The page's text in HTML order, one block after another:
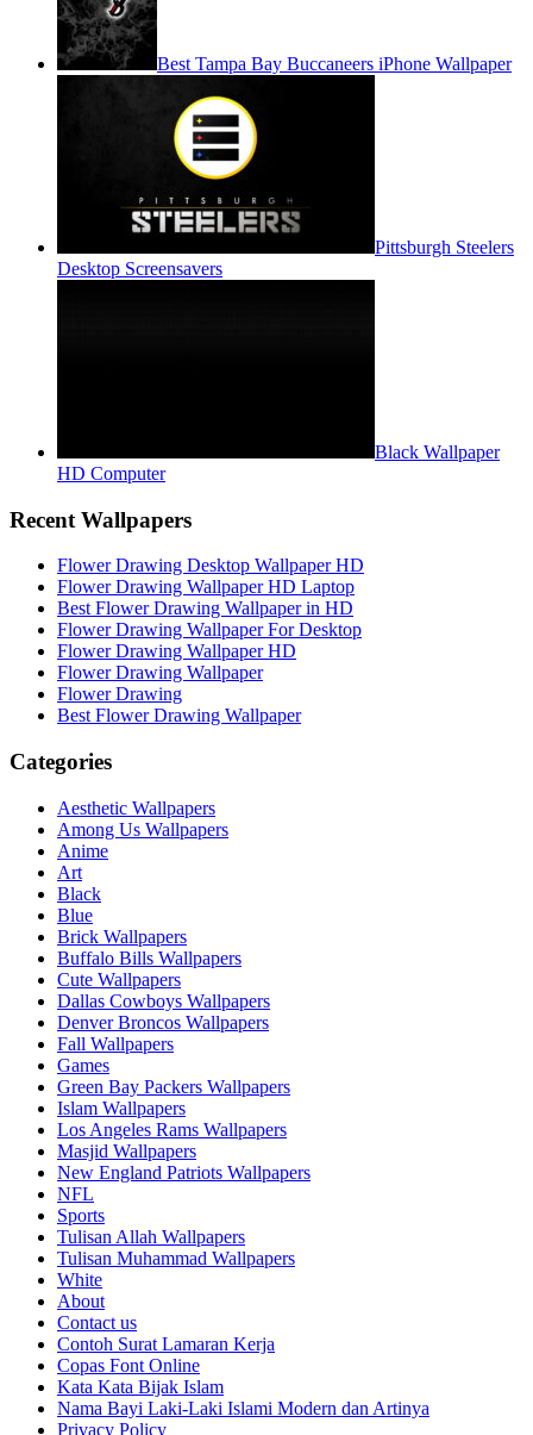
Best Tampa Bay Buccaneers iPhone Wallpaper
Pittsburgh Steelers
Desktop Screensavers
Black Wallpaper
HD Computer
Recent Wallpapers
Flower Drawing Desktop Wallpaper HD
Flower Drawing Wallpaper HD Laptop
Best Flower Drawing Wallpaper in HD
Flower Drawing Wallpaper For Desktop
Flower Drawing Wallpaper HD
Flower Drawing Wallpaper
Flower Drawing
Best Flower Drawing Wallpaper
Categories
Aesthetic Wallpapers
Among Us Wallpapers
Anime
Art
Black
Blue
Brick Wallpapers
Buffalo Bills Wallpapers
Cute Wallpapers
Dallas Cowboys Wallpapers
Denver Broncos Wallpapers
Fall Wallpapers
Games
Green Bay Packers Wallpapers
Islam Wallpapers
Los Angeles Rams Wallpapers
Masjid Wallpapers
New England Patriots Wallpapers
NFL
Sports
Tulisan Allah Wallpapers
Tulisan Muhammad Wallpapers
White
About
Contact us
Contoh Surat Lamaran Kerja
Copas Font Online
Kata Kata Bijak Islam
Nama Bayi Laki-Laki Islami Modern dan Artinya
Privacy Policy